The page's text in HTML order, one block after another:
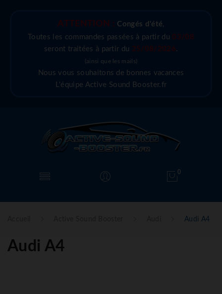
ATTENTION : Congés d'été,
Toutes les commandes passées à partir du 03/08
seront traitées à partir du 25/08/2026.
(ainsi que les mails)
Nous vous souhaitons de bonnes vacances
L'équipe Active Sound Booster.fr
0
Audi A4
Audi A4